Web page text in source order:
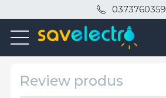
0373760359
Review produs